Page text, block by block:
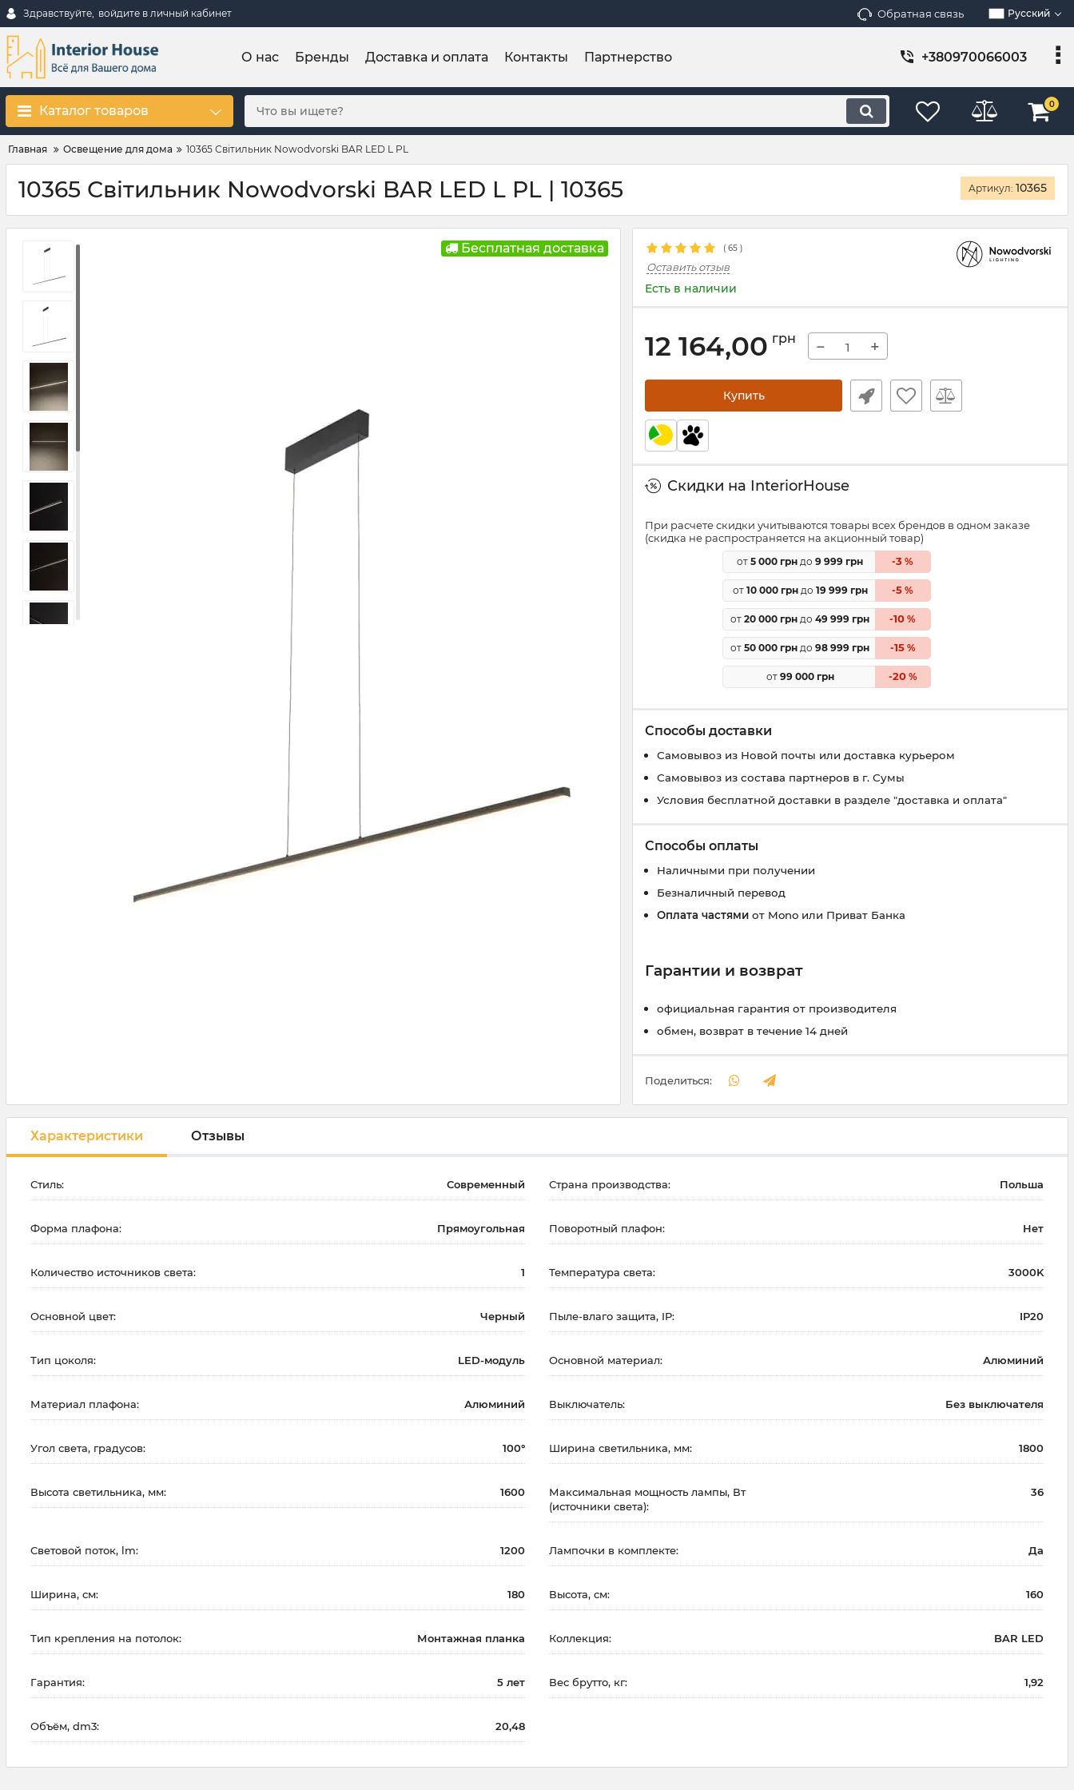
Здравствуйте, войдите в личный кабинет Обратная связь Русский
О нас Бренды Доставка и оплата Контакты Партнерство +380970066003
Каталог товаров 0
Главная Освещение для дома 10365 Світильник Nowodvorski BAR LED L PL
10365 Світильник Nowodvorski BAR LED L PL | 10365 Артикул: 10365
Бесплатная доставка ( 65 )
Оставить отзыв
Есть в наличии
12 164,00 грн − +
Купить
Скидки на InteriorHouse
При расчете скидки учитываются товары всех брендов в одном заказе
(скидка не распространяется на акционный товар)
от 5 000 грн до 9 999 грн -3 %
от 10 000 грндо 19 999 грн -5 %
от 20 000 грн до 49 999 грн -10 %
от 50 000 грн до 98 999 грн -15%
от 99 000 грн -20%
Способы доставки
Самовывоз из Новой почты или доставка курьером
Самовывоз из состава партнеров в г. Сумы
Условия бесплатной доставки в разделе "доставка и оплата"
Способы оплаты
Наличными при получении
Безналичный перевод
Оплата частями от Mono или Приват Банка
Гарантии и возврат
официальная гарантия от производителя
обмен, возврат в течение 14 дней
Поделиться:
Характеристики Отзывы
Стиль: Современный Страна производства: Польша
Форма плафона: Прямоугольная Поворотный плафон: Нет
Количество источников света: 1 Температура света: 3000K
Основной цвет: Черный Пыле-влаго защита, IP: IP20
Тип цоколя: LED-модуль Основной материал: Алюминий
Материал плафона: Алюминий Выключатель: Без выключателя
Угол света, градусов: 100° Ширина светильника, мм: 1800
Высота светильника, мм: 1600
Максимальная мощность лампы, Вт
(источники света):
36
Световой поток, lm: 1200 Лампочки в комплекте: Да
Ширина, см: 180 Высота, см: 160
Тип крепления на потолок: Монтажная планка Коллекция: BAR LED
Гарантия: 5 лет Вес брутто, кг: 1,92
Объём, dm3: 20,48